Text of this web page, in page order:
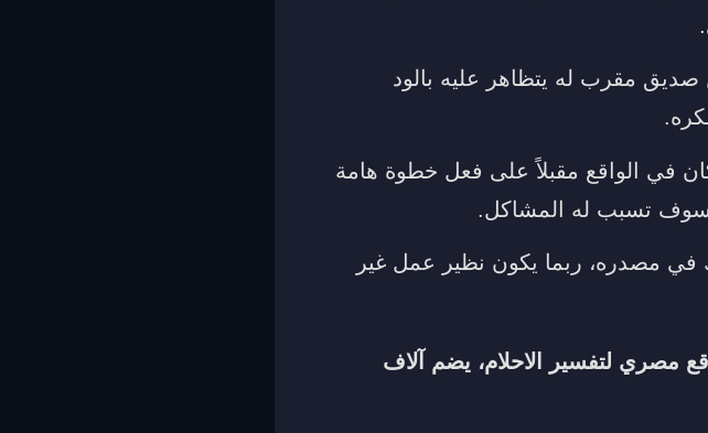
مقرب له يتظاهر عليه بالود
في الواقع مقبلاً على فعل خطوة هامة
وسوف تسبب له المشاكل.
في مصدره، ربما يكون نظير عمل غير
مصري لتفسير الاحلام، يضم آلاف